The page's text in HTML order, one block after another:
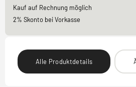
Kauf auf Rechnung möglich
2% Skonto bei Vorkasse
Alle Produktdetails